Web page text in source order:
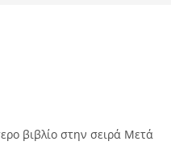
βιβλίο στην σειρά Μετά